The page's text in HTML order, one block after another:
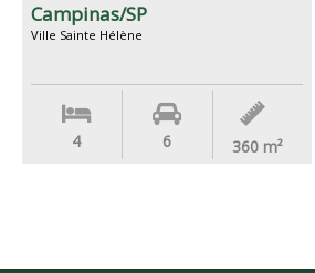
Campinas/SP
Ville Sainte Hélène
4 6 360 m²